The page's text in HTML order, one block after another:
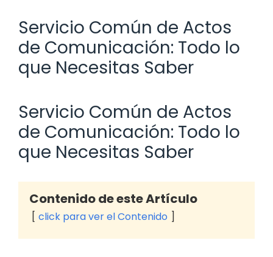
Servicio Común de Actos
de Comunicación: Todo lo
que Necesitas Saber
Servicio Común de Actos
de Comunicación: Todo lo
que Necesitas Saber
Contenido de este Artículo
click para ver el Contenido